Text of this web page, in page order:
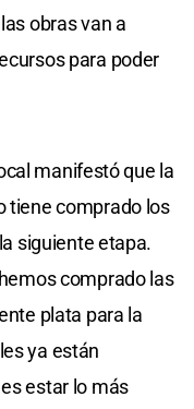
obras van a
para poder
manifestó que la
tiene comprado los
siguiente etapa.
comprado las
plata para la
ya están
estar lo más